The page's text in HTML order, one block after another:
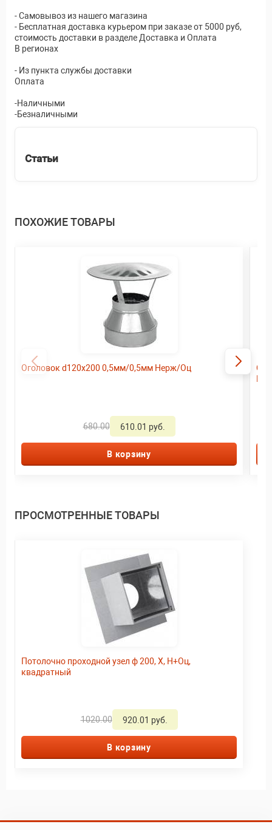
- Самовывоз из нашего магазина
- Бесплатная доставка курьером при заказе от 5000 руб,
стоимость доставки в разделе Доставка и Оплата
В регионах
- Из пункта службы доставки
Оплата
-Наличными
-Безналичными
Статьи
ПОХОЖИЕ ТОВАРЫ
Оголовок d120х200 0,5мм/0,5мм Нерж/Оц
680.00 610.01 руб.
В корзину
ПРОСМОТРЕННЫЕ ТОВАРЫ
Потолочно проходной узел ф 200, Х, Н+Оц,
квадратный
1020.00 920.01 руб.
В корзину